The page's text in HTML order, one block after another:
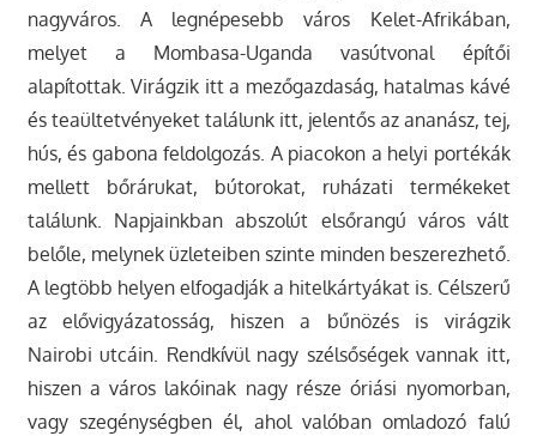
nagyváros. A legnépesebb város Kelet-Afrikában,
melyet a Mombasa-Uganda vasútvonal építői
alapítottak. Virágzik itt a mezőgazdaság, hatalmas kávé
és teaültetvényeket találunk itt, jelentős az ananász, tej,
hús, és gabona feldolgozás. A piacokon a helyi portékák
mellett bőrárukat, bútorokat, ruházati termékeket
találunk. Napjainkban abszolút elsőrangú város vált
belőle, melynek üzleteiben szinte minden beszerezhető.
A legtöbb helyen elfogadják a hitelkártyákat is. Célszerű
az elővigyázatosság, hiszen a bűnözés is virágzik
Nairobi utcáin. Rendkívül nagy szélsőségek vannak itt,
hiszen a város lakóinak nagy része óriási nyomorban,
vagy szegénységben él, ahol valóban omladozó falú